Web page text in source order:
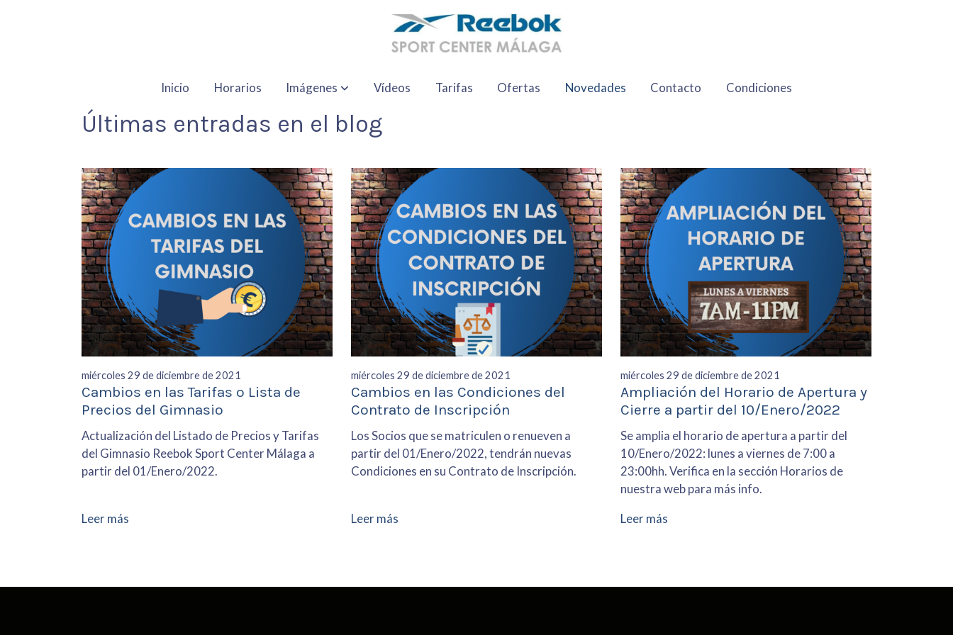
Inicio Horarios Imágenes Vídeos Tarifas Ofertas Novedades Contacto Condiciones
Últimas entradas en el blog
miércoles 29 de diciembre de 2021
Cambios en las Tarifas o Lista de
Precios del Gimnasio
Actualización del Listado de Precios y Tarifas
del Gimnasio Reebok Sport Center Málaga a
partir del 01/Enero/2022.
Leer más
miércoles 29 de diciembre de 2021
Cambios en las Condiciones del
Contrato de Inscripción
Los Socios que se matriculen o renueven a
partir del 01/Enero/2022, tendrán nuevas
Condiciones en su Contrato de Inscripción.
Leer más
miércoles 29 de diciembre de 2021
Ampliación del Horario de Apertura y
Cierre a partir del 10/Enero/2022
Se amplia el horario de apertura a partir del
10/Enero/2022: lunes a viernes de 7:00 a
23:00hh. Verifica en la sección Horarios de
nuestra web para más info.
Leer más